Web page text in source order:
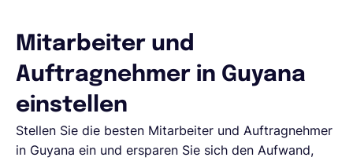
Mitarbeiter und
Auftragnehmer in Guyana
einstellen
Stellen Sie die besten Mitarbeiter und Auftragnehmer
in Guyana ein und ersparen Sie sich den Aufwand,